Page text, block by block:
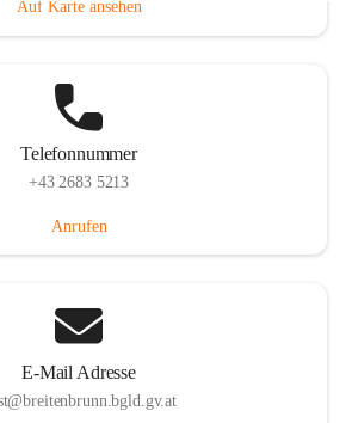
Auf Karte ansehen
Telefonnummer
+43 2683 5213
Anrufen
E-Mail Adresse